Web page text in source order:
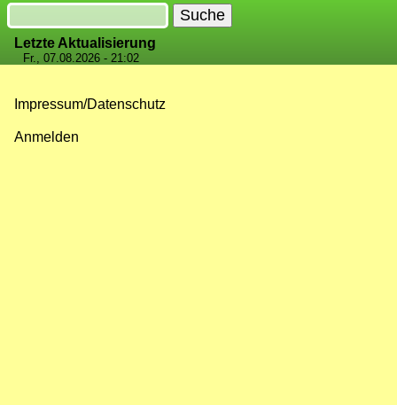
Suche
Letzte Aktualisierung
Fr., 07.08.2026 - 21:02
Impressum/Datenschutz
Anmelden